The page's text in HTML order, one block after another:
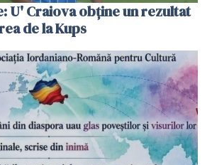
U' Craiova obține un rezultat
de la Kups